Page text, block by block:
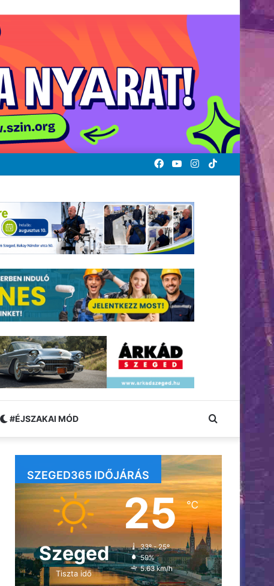
TikTok
Instagram
YouTube
Facebook
#ÉJSZAKAI MÓD Keresés:
SZEGED365 IDŐJÁRÁS
Szeged
Tiszta idő
25℃
33º - 25º
59%
5.63 km/h